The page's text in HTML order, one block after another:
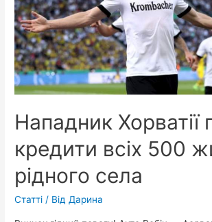
Нападник Хорватії
кредити всіх 500
рідного села
Статті / Від Дарина